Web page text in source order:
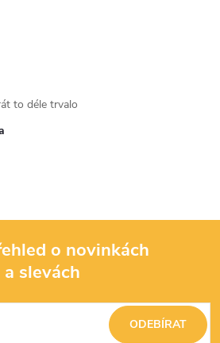
to déle trvalo
o novinkách
a slevách
ODEBÍRAT